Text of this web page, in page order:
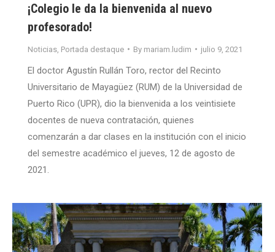
¡Colegio le da la bienvenida al nuevo
profesorado!
Noticias Portada destaque By mariam.ludim julio 9, 2021
El doctor Agustín Rullán Toro, rector del Recinto
Universitario de Mayagüez (RUM) de la Universidad de
Puerto Rico (UPR), dio la bienvenida a los veintisiete
docentes de nueva contratación, quienes
comenzarán a dar clases en la institución con el inicio
del semestre académico el jueves, 12 de agosto de
2021.